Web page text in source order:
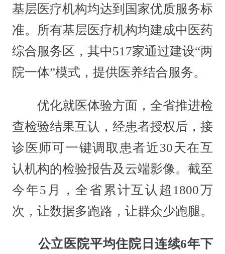
基层医疗机构均达到国家优质服务标
准。所有基层医疗机构均建成中医药
综合服务区，其中517家通过建设“两
院一体”模式，提供医养结合服务。
优化就医体验方面，全省推进检
查检验结果互认，经患者授权后，接
诊医师可一键调取患者近30天在互
认机构的检验报告及云端影像。截至
今年5月，全省累计互认超1800万
次，让数据多跑路，让群众少跑腿。
公立医院平均住院日连续6年下